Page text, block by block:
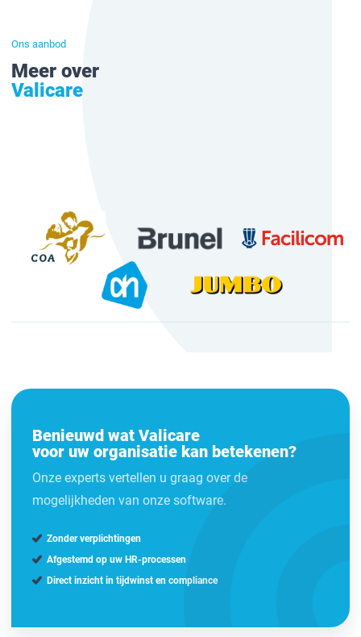
Ons aanbod
Meer over
Valicare
Benieuwd wat Valicare
voor uw organisatie kan betekenen?
Onze experts vertellen u graag over de
mogelijkheden van onze software.
Zonder verplichtingen
Afgestemd op uw HR-processen
Direct inzicht in tijdwinst en compliance